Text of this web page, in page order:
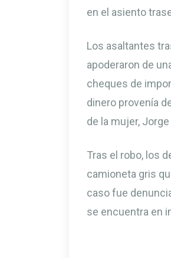
en el asiento
Los asaltantes
apoderaron de
cheques de
dinero provenía
de la mujer,
Tras el robo, los
camioneta gris
caso fue
se encuentra en